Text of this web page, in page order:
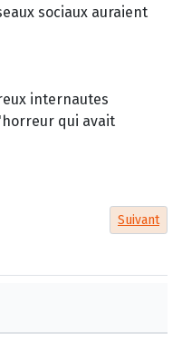
sociaux auraient
internautes
qui avait
Article
Suivant